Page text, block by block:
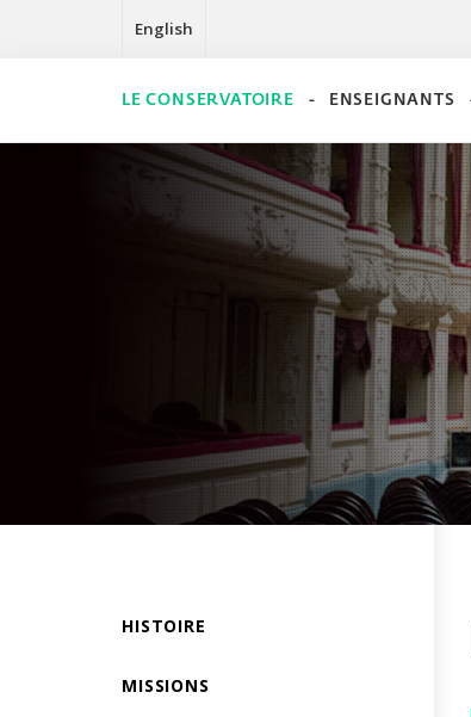
English
LE CONSERVATOIRE ENSEIGNANTS
HISTOIRE
MISSIONS